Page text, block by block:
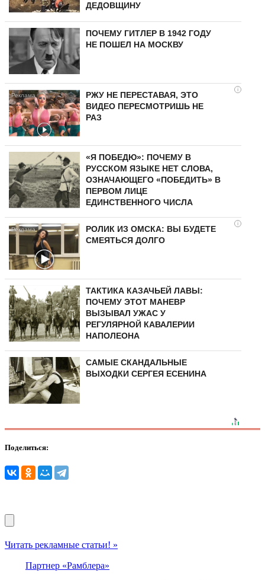
ДЕДОВЩИНУ
ПОЧЕМУ ГИТЛЕР В 1942 ГОДУ
НЕ ПОШЕЛ НА МОСКВУ
i
РЖУ НЕ ПЕРЕСТАВАЯ, ЭТО
ВИДЕО ПЕРЕСМОТРИШЬ НЕ
РАЗ
«Я ПОБЕДЮ»: ПОЧЕМУ В
РУССКОМ ЯЗЫКЕ НЕТ СЛОВА,
ОЗНАЧАЮЩЕГО «ПОБЕДИТЬ» В
ПЕРВОМ ЛИЦЕ
ЕДИНСТВЕННОГО ЧИСЛА
i
РОЛИК ИЗ ОМСКА: ВЫ БУДЕТЕ
СМЕЯТЬСЯ ДОЛГО
ТАКТИКА КАЗАЧЬЕЙ ЛАВЫ:
ПОЧЕМУ ЭТОТ МАНЕВР
ВЫЗЫВАЛ УЖАС У
РЕГУЛЯРНОЙ КАВАЛЕРИИ
НАПОЛЕОНА
САМЫЕ СКАНДАЛЬНЫЕ
ВЫХОДКИ СЕРГЕЯ ЕСЕНИНА
Поделиться:
Читать рекламные статьи! »
Партнер «Рамблера»